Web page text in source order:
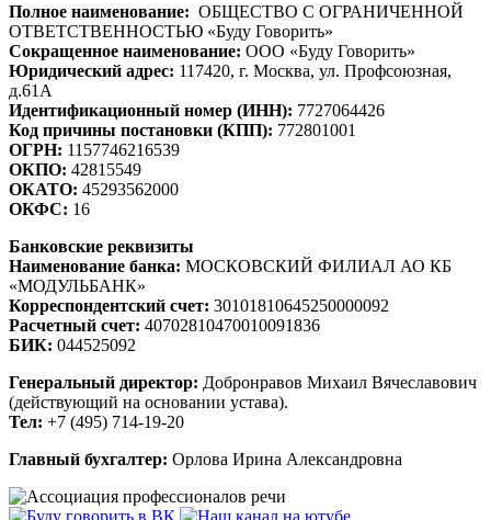
Полное наименование: ОБЩЕСТВО С ОГРАНИЧЕННОЙ
ОТВЕТСТВЕННОСТЬЮ «Буду Говорить»
Сокращенное наименование: ООО «Буду Говорить»
Юридический адрес: 117420, г. Москва, ул. Профсоюзная,
д.61А
Идентификационный номер (ИНН): 7727064426
Код причины постановки (КПП): 772801001
ОГРН: 1157746216539
ОКПО: 42815549
ОКАТО: 45293562000
ОКФС: 16
Банковские реквизиты
Наименование банка: МОСКОВСКИЙ ФИЛИАЛ АО КБ
«МОДУЛЬБАНК»
Корреспондентский счет: 30101810645250000092
Расчетный счет: 40702810470010091836
БИК: 044525092
Генеральный директор: Добронравов Михаил Вячеславович
(действующий на основании устава).
Тел: +7 (495) 714-19-20
Главный бухгалтер: Орлова Ирина Александровна